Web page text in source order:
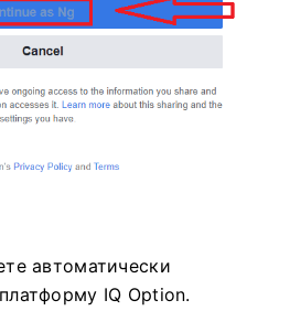
автоматически
IQ Option.